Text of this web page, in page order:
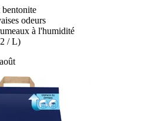
odeurs
à l'humidité
/ L)